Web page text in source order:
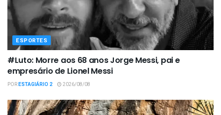
ESPORTES
#Luto: Morre aos 68 anos Jorge Messi, pai e
empresário de Lionel Messi
PORESTAGIÁRIO 2 2026/08/08